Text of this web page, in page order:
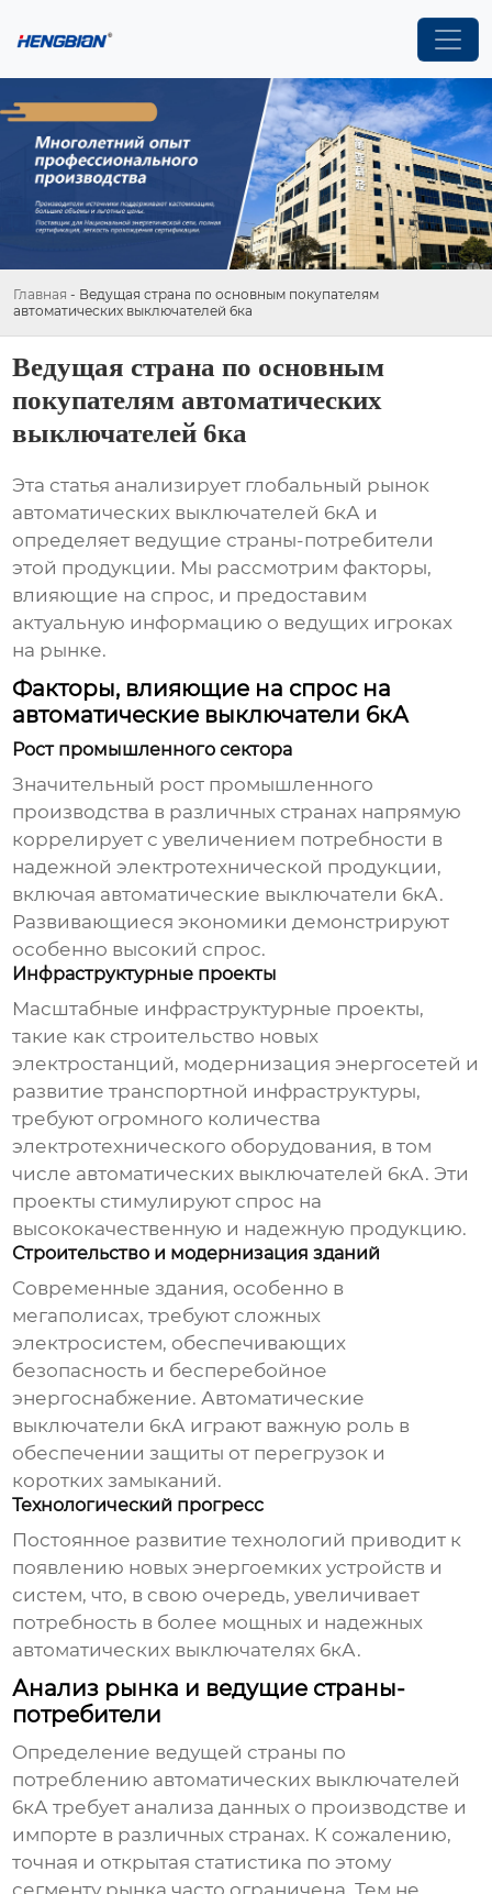
Главная - Ведущая страна по основным покупателям
автоматических выключателей 6ка
Ведущая страна по основным
покупателям автоматических
выключателей 6ка
Эта статья анализирует глобальный рынок
автоматических выключателей 6кА и
определяет ведущие страны-потребители
этой продукции. Мы рассмотрим факторы,
влияющие на спрос, и предоставим
актуальную информацию о ведущих игроках
на рынке.
Факторы, влияющие на спрос на
автоматические выключатели 6кА
Рост промышленного сектора
Значительный рост промышленного
производства в различных странах напрямую
коррелирует с увеличением потребности в
надежной электротехнической продукции,
включая автоматические выключатели 6кА.
Развивающиеся экономики демонстрируют
особенно высокий спрос.
Инфраструктурные проекты
Масштабные инфраструктурные проекты,
такие как строительство новых
электростанций, модернизация энергосетей и
развитие транспортной инфраструктуры,
требуют огромного количества
электротехнического оборудования, в том
числе автоматических выключателей 6кА. Эти
проекты стимулируют спрос на
высококачественную и надежную продукцию.
Строительство и модернизация зданий
Современные здания, особенно в
мегаполисах, требуют сложных
электросистем, обеспечивающих
безопасность и бесперебойное
энергоснабжение.Автоматические
выключатели 6кА играют важную роль в
обеспечении защиты от перегрузок и
коротких замыканий.
Технологический прогресс
Постоянное развитие технологий приводит к
появлению новых энергоемких устройств и
систем, что, в свою очередь, увеличивает
потребность в более мощных и надежных
автоматических выключателях 6кА.
Анализ рынка и ведущие страны-
потребители
Определение ведущей страны по
потреблению автоматических выключателей
6кА требует анализа данных о производстве и
импорте в различных странах. К сожалению,
точная и открытая статистика по этому